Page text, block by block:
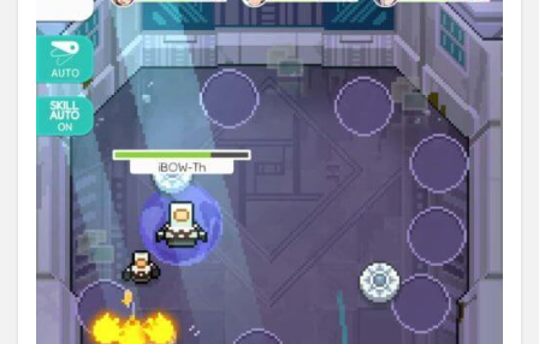
ドフ
リッ
パ
ー】
ガチ
ャ・
課金
につ
いて
3.1
ワー
ルド
フリ
ッパ